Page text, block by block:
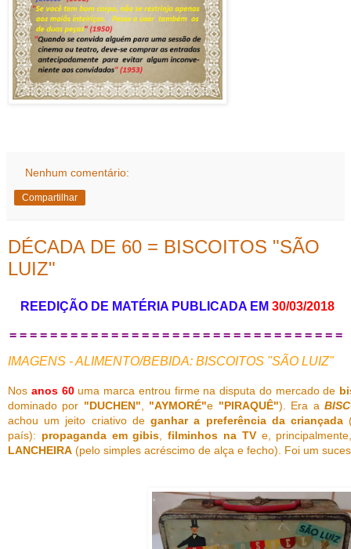
Nenhum comentário:
Compartilhar
DÉCADA DE 60 = BISCOITOS "SÃO
LUIZ"
REEDIÇÃO DE MATÉRIA PUBLICADA EM 30/03/2018
= = = = = = = = = = = = = = = = = = = = = = = = = = = = = = = = =
IMAGENS - ALIMENTO/BEBIDA: BISCOITOS "SÃO LUIZ"
Nos anos 60uma marca entrou firme na disputa do mercado de
dominado por "DUCHEN", "AYMORÉ"e "PIRAQUÊ"). Era a
achou um jeito criativo deganhar a preferência da criançada
país): propaganda em gibis,filminhos na TVe,
LANCHEIRA (pelo simples acréscimo de alça e fecho). Foi um